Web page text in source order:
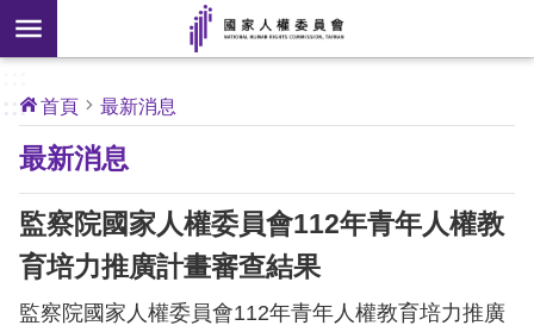
前往主要內容區塊
搜
尋
開
新
]
核
心
人
權
公
約
關
於
:::
首頁 最新消息
最新消息
監察院國家人權委員會112年青年人權教
育培力推廣計畫審查結果
監察院國家人權委員會112年青年人權教育培力推廣